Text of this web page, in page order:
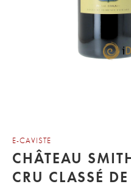
E-CAVISTE
CHÂTEAU